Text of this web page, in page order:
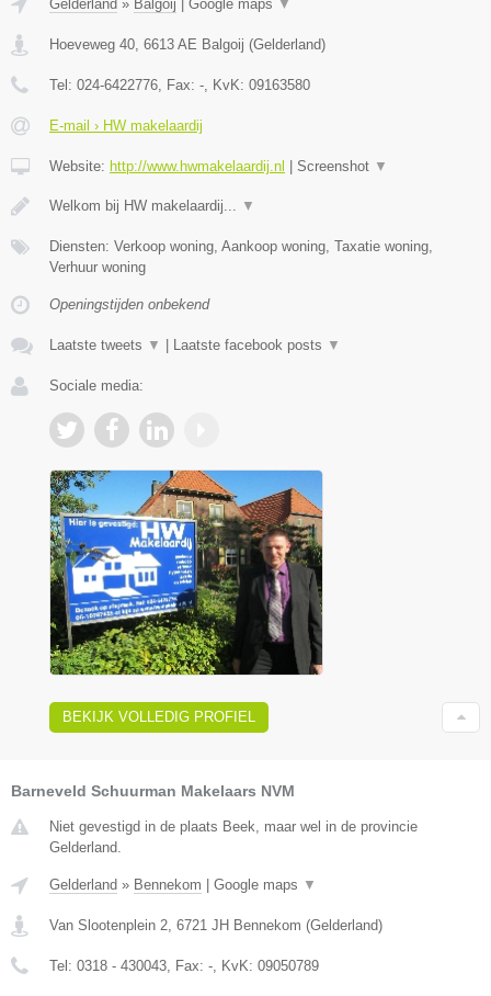
Gelderland » Balgoij Google maps ▼
Hoeveweg 40, 6613 AE Balgoij (Gelderland)
Tel: 024-6422776, Fax: -, KvK: 09163580
E-mail › HW makelaardij
Website: http://www.hwmakelaardij.nl Screenshot ▼
Welkom bij HW makelaardij... ▼
Diensten: Verkoop woning, Aankoop woning, Taxatie woning,
Verhuur woning
Openingstijden onbekend
Laatste tweets ▼ Laatste facebook posts ▼
Sociale media:
BEKIJK VOLLEDIG PROFIEL
Barneveld Schuurman Makelaars NVM
Niet gevestigd in de plaats Beek, maar wel in de provincie
Gelderland.
Gelderland » Bennekom | Google maps ▼
Van Slootenplein 2 6721 JH Bennekom (Gelderland)
Tel: 0318 - 430043 , Fax: - , KvK: 09050789